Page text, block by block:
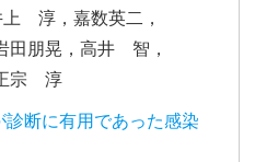
淳，嘉数英二，
田朋晃，高井 智，
宗 淳
診断に有用であった感染